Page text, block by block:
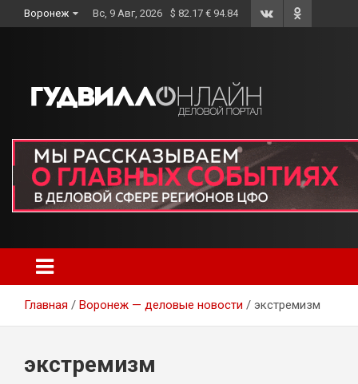
to
Воронеж Вс, 9 Авг, 2026 $ 82.17 € 94.84
Главная Воронеж — деловые новости экстремизм
экстремизм